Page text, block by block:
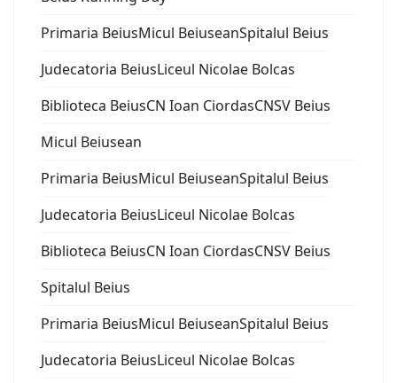
Primaria BeiusMicul BeiuseanSpitalul Beius
Judecatoria BeiusLiceul Nicolae Bolcas
Biblioteca BeiusCN Ioan CiordasCNSV Beius
Micul Beiusean
Primaria BeiusMicul BeiuseanSpitalul Beius
Judecatoria BeiusLiceul Nicolae Bolcas
Biblioteca BeiusCN Ioan CiordasCNSV Beius
Spitalul Beius
Primaria BeiusMicul BeiuseanSpitalul Beius
Judecatoria BeiusLiceul Nicolae Bolcas